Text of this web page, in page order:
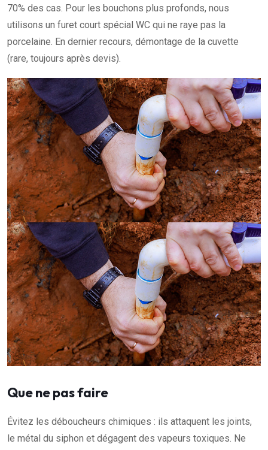
70% des cas. Pour les bouchons plus profonds, nous
utilisons un furet court spécial WC qui ne raye pas la
porcelaine. En dernier recours, démontage de la cuvette
(rare, toujours après devis).
Que ne pas faire
Évitez les déboucheurs chimiques : ils attaquent les joints,
le métal du siphon et dégagent des vapeurs toxiques. Ne